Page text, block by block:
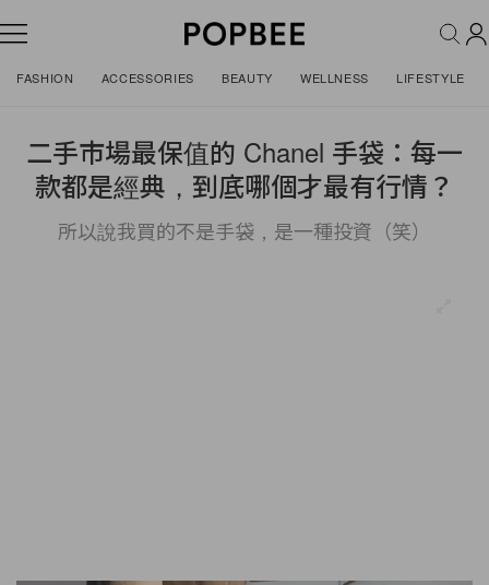
FASHION ACCESSORIES BEAUTY WELLNESS LIFESTYLE
二手市場最保值的 Chanel 手袋：每一
款都是經典，到底哪個才最有行情？
所以說我買的不是手袋，是一種投資（笑）